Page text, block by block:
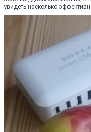
увидеть насколько